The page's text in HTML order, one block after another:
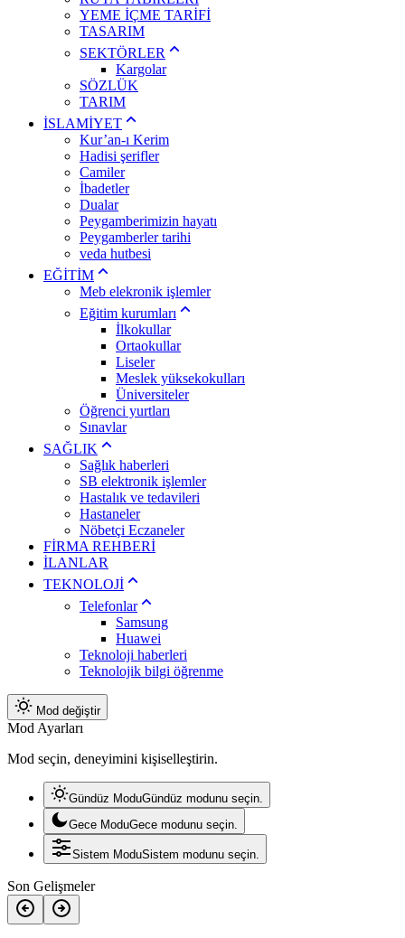
YEME İÇME TARİFİ
TASARIM
SEKTÖRLER
Kargolar
SÖZLÜK
TARIM
İSLAMİYET
Kur’an-ı Kerim
Hadisi şerifler
Camiler
İbadetler
Dualar
Peygamberimizin hayatı
Peygamberler tarihi
veda hutbesi
EĞİTİM
Meb elekronik işlemler
Eğitim kurumları
İlkokullar
Ortaokullar
Liseler
Meslek yüksekokulları
Üniversiteler
Öğrenci yurtları
Sınavlar
SAĞLIK
Sağlık haberleri
SB elektronik işlemler
Hastalık ve tedavileri
Hastaneler
Nöbetçi Eczaneler
FİRMA REHBERİ
İLANLAR
TEKNOLOJİ
Telefonlar
Samsung
Huawei
Teknoloji haberleri
Teknolojik bilgi öğrenme
Mod değiştir
Mod Ayarları
Mod seçin, deneyimini kişiselleştirin.
Gündüz ModuGündüz modunu seçin.
Gece ModuGece modunu seçin.
Sistem ModuSistem modunu seçin.
Son Gelişmeler